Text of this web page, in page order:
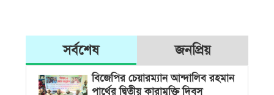
সর্বশেষ জনপ্রিয়
বিজেপির চেয়ারম্যান আন্দালিব রহমান
পার্থের দ্বিতীয় কারামুক্তি দিবস